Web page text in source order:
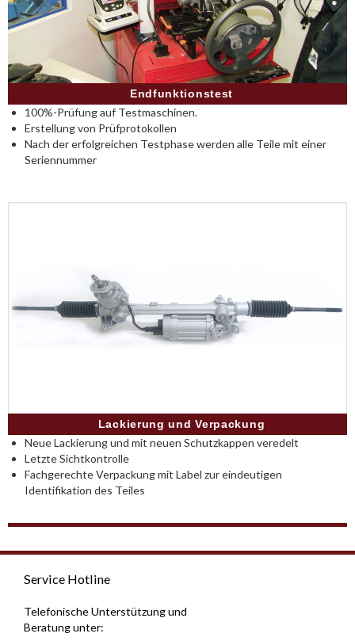
Endfunktionstest
100%-Prüfung auf Testmaschinen.
Erstellung von Prüfprotokollen
Nach der erfolgreichen Testphase werden alle Teile mit einer
Seriennummer
Lackierung und Verpackung
Neue Lackierung und mit neuen Schutzkappen veredelt
Letzte Sichtkontrolle
Fachgerechte Verpackung mit Label zur eindeutigen
Identifikation des Teiles
Service Hotline
Telefonische Unterstützung und
Beratung unter: